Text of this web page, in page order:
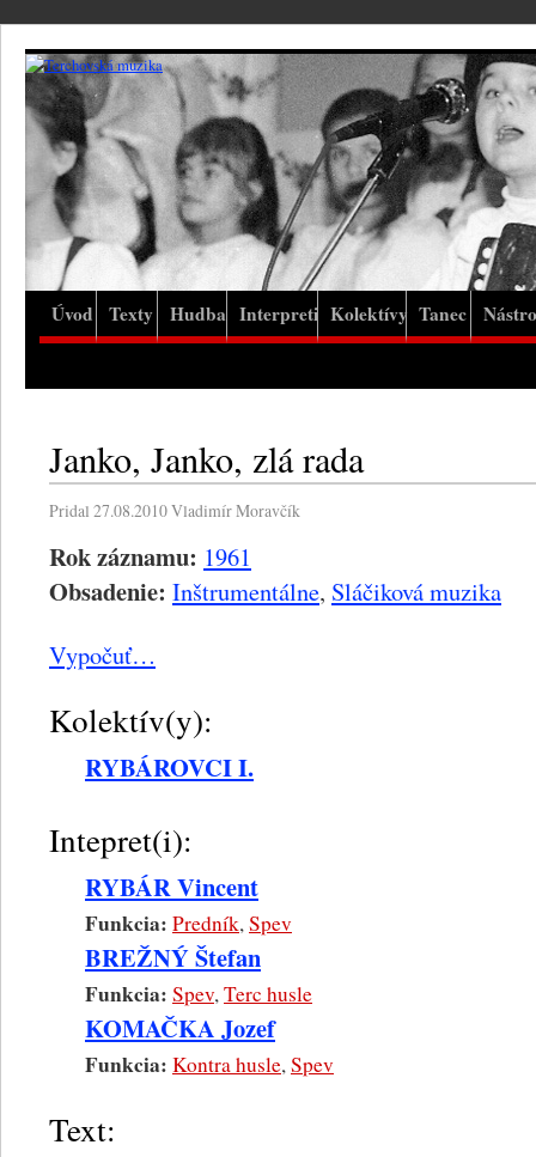
Úvod Texty Hudba Interpreti Kolektívy Tanec
Janko, Janko, zlá rada
Pridal 27.08.2010Vladimír Moravčík
Rok záznamu: 1961
Obsadenie: Inštrumentálne, Sláčiková muzika
Vypočuť…
Kolektív(y):
RYBÁROVCI I.
Intepret(i):
RYBÁR Vincent
Funkcia: Predník,Spev
BREŽNÝ Štefan
Funkcia: Spev,Terc husle
KOMAČKA Jozef
Funkcia: Kontra husle,Spev
Text: